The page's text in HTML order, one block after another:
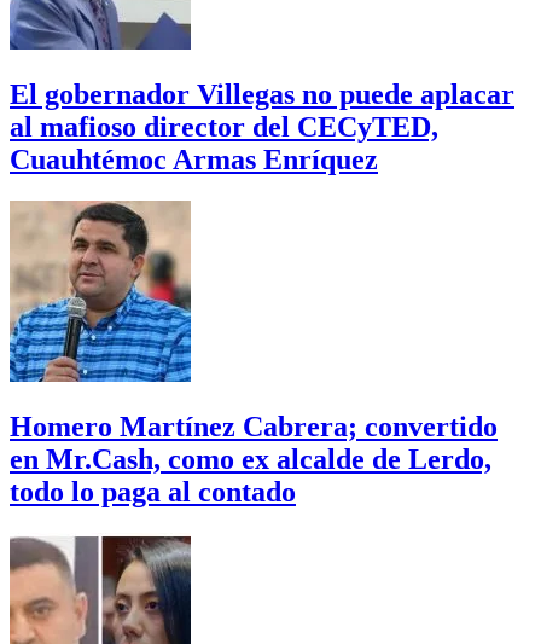
El gobernador Villegas no puede aplacar
al mafioso director del CECyTED,
Cuauhtémoc Armas Enríquez
Homero Martínez Cabrera; convertido
en Mr.Cash, como ex alcalde de Lerdo,
todo lo paga al contado